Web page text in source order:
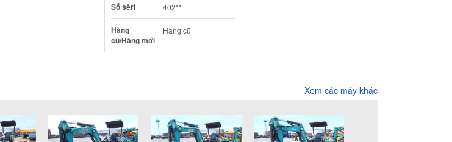
Số sêri 402**
Hàng
cũ/Hàng mới
Hàng cũ
Xem các máy khác